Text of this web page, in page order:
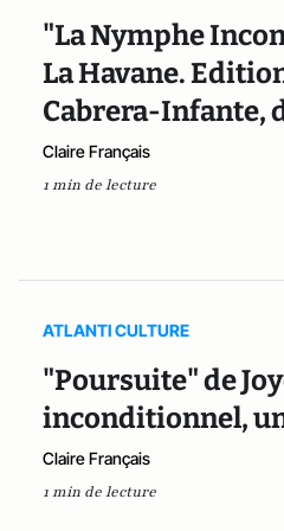
"La Nymphe
La Havane.
Cabrera-Infante,
Claire Français
1 min de lecture
ATLANTI CULTURE
"Poursuite" de
inconditionnel,
Claire Français
1 min de lecture